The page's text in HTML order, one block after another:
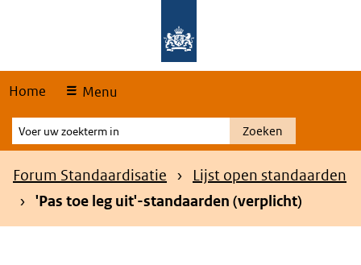
Home Menu
Voer
uw
zoekterm
Zoeken
Kruimelpad
Forum Standaardisatie
Lijst open standaarden
'Pas toe leg uit'-standaarden (verplicht)